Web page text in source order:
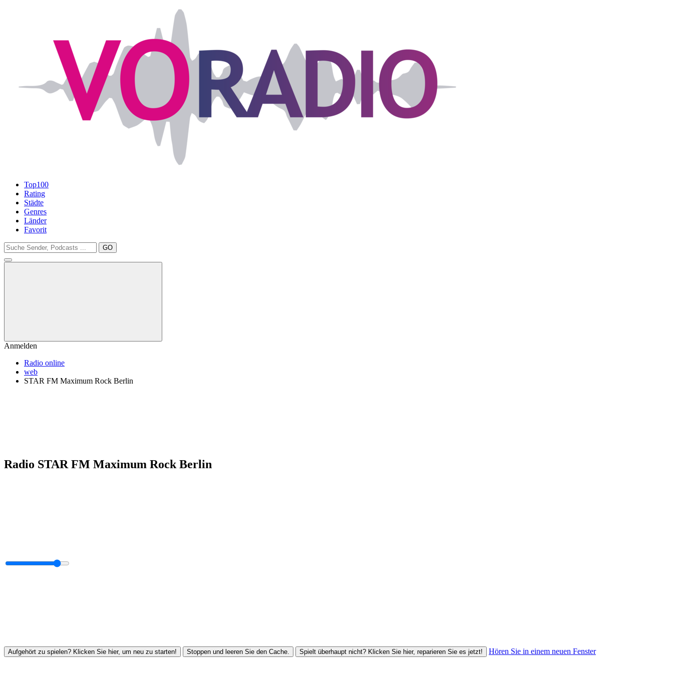
Top100
Rating
Städte
Genres
Länder
Favorit
GO
Anmelden
Radio online
web
STAR FM Maximum Rock Berlin
Radio STAR FM Maximum Rock Berlin
Aufgehört zu spielen? Klicken Sie hier, um neu zu starten! Stoppen und leeren Sie den Cache. Spielt überhaupt nicht? Klicken Sie hier, reparieren Sie es jetzt! Hören Sie in einem neuen Fenster